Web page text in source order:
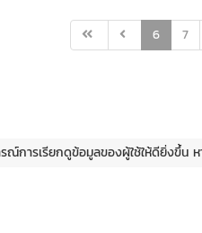
6 7
ณ์การเรียกดูข้อมูลของผู้ใช้ให้ดียิ่งขึ้น